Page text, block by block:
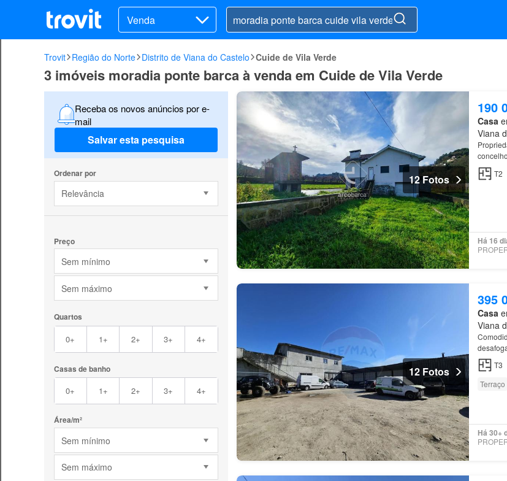
Venda
Trovit Região do Norte Distrito de Viana do Castelo Cuide de Vila Verde
3 imóveis moradia ponte barca à venda em Cuide de Vila Verde
Receba os novos anúncios por e-
mail
Salvar esta pesquisa
Ordenar por
Relevância
Preço
Sem mínimo
Sem máximo
Quartos
0+ 1+ 2+ 3+ 4+
Casas de banho
0+ 1+ 2+ 3+ 4+
Área/m²
Sem mínimo
Sem máximo
12 Fotos
190
Casa
Viana
T2
Há 16
12 Fotos
395
Casa
Viana
T3
Terraço
Há 30+